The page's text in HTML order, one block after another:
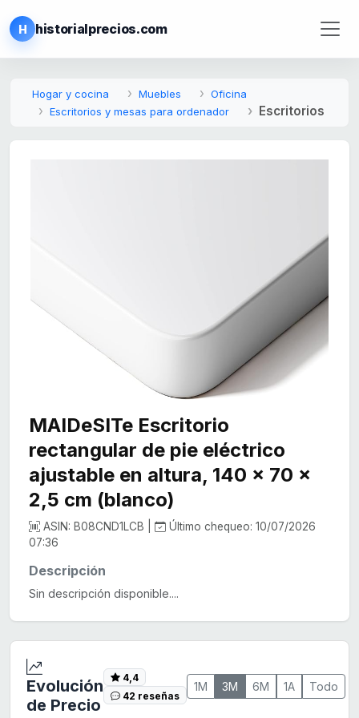
H historialprecios.com
Hogar y cocina Muebles
Oficina
Escritorios y mesas para ordenador
Escritorios
MAIDeSITe Escritorio
rectangular de pie eléctrico
ajustable en altura, 140 x 70 x
2,5 cm (blanco)
ASIN: B08CND1LCB |
Último chequeo: 10/07/2026
07:36
Descripción
Sin descripción disponible....
Evolución
de Precio
4,4
42 reseñas
1M 3M 6M 1A Todo